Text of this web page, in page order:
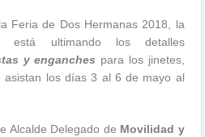
Feria de Dos Hermanas 2018, la
está ultimando los detalles
y enganches para los jinetes,
asistan los días 3 al 6 de mayo al
Alcalde Delegado de Movilidad y